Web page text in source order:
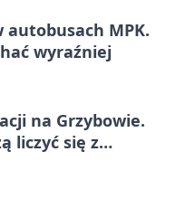
autobusach MPK.
wyraźniej
na Grzybowie.
liczyć się z